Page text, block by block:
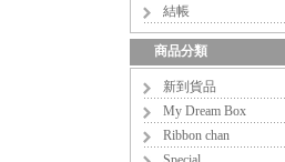
結帳
商品分類
新到貨品
My Dream Box
Ribbon chan